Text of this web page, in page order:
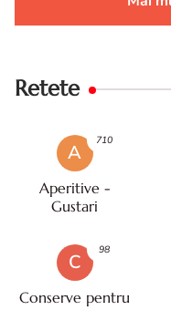
Retete
A
Aperitive -
Gustari
710
C
Conserve pentru
98